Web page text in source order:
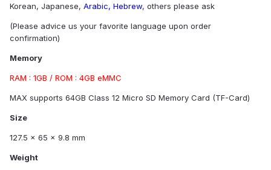
Korean, Japanese, Arabic, Hebrew, others please ask
(Please advice us your favorite language upon order
confirmation)
Memory
RAM : 1GB / ROM : 4GB eMMC
MAX supports 64GB Class 12 Micro SD Memory Card (TF-Card)
Size
127.5 x 65 x 9.8 mm
Weight